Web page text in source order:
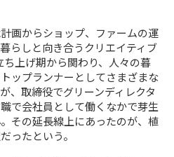
画からショップ、ファームの運
らしと向き合うクリエイティブ
上げ期から関わり、人々の暮
ップランナーとしてさまざまな
、取締役でグリーンディレクタ
で会社員として働くなかで芽生
その延長線上にあったのが、植
ったという。